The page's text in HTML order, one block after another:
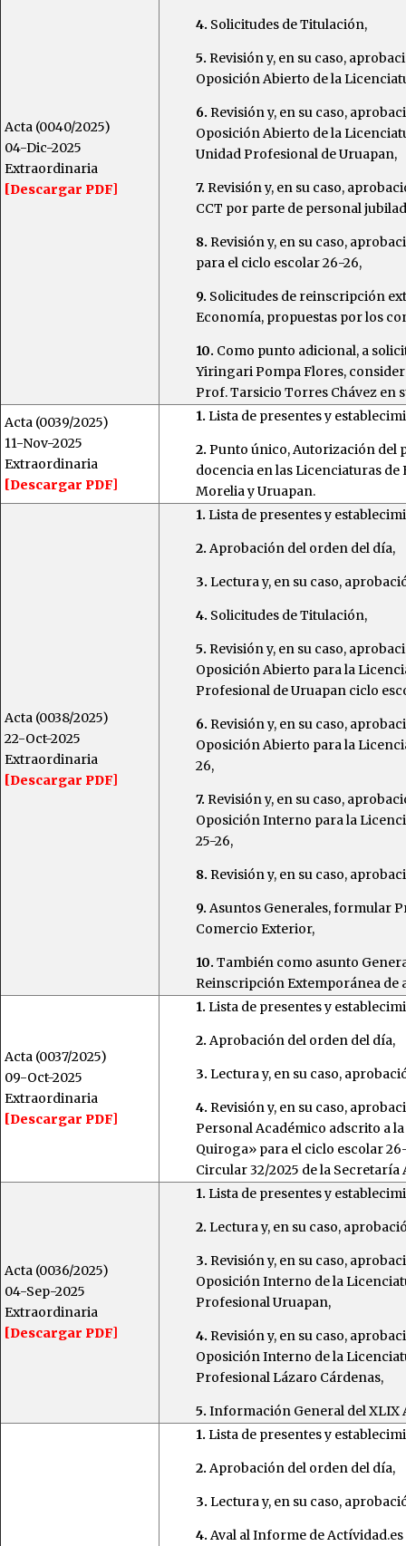
Acta (0040/2025)
04-Dic-2025
Extraordinaria
[Descargar PDF]
4. Solicitudes de Titulación,
5. Revisión y, en su caso,
Oposición Abierto de la
6. Revisión y, en su caso,
Oposición Abierto de la
Unidad Profesional de Uruapan,
7. Revisión y, en su caso,
CCT por parte de personal
8. Revisión y, en su caso,
para el ciclo escolar 26-26,
9. Solicitudes de reinscripción
Economía, propuestas por los
10. Como punto adicional, a
Yiringari Pompa Flores,
Prof. Tarsicio Torres Chávez en
Acta (0039/2025)
11-Nov-2025
Extraordinaria
[Descargar PDF]
1. Lista de presentes y
2. Punto único, Autorización del
docencia en las Licenciaturas
Morelia y Uruapan.
Acta (0038/2025)
22-Oct-2025
Extraordinaria
[Descargar PDF]
1. Lista de presentes y
2. Aprobación del orden del día,
3. Lectura y, en su caso,
4. Solicitudes de Titulación,
5. Revisión y, en su caso,
Oposición Abierto para la
Profesional de Uruapan ciclo
6. Revisión y, en su caso,
Oposición Abierto para la
26,
7. Revisión y, en su caso,
Oposición Interno para la
25-26,
8. Revisión y, en su caso,
9. Asuntos Generales, formular
Comercio Exterior,
10. También como asunto
Reinscripción Extemporánea de
Acta (0037/2025)
09-Oct-2025
Extraordinaria
[Descargar PDF]
1. Lista de presentes y
2. Aprobación del orden del día,
3. Lectura y, en su caso,
4. Revisión y, en su caso,
Personal Académico adscrito a
Quiroga» para el ciclo escolar
Circular 32/2025 de la
Acta (0036/2025)
04-Sep-2025
Extraordinaria
[Descargar PDF]
1. Lista de presentes y
2. Lectura y, en su caso,
3. Revisión y, en su caso,
Oposición Interno de la
Profesional Uruapan,
4. Revisión y, en su caso,
Oposición Interno de la
Profesional Lázaro Cárdenas,
5. Información General del XLIX
1. Lista de presentes y
2. Aprobación del orden del día,
3. Lectura y, en su caso,
4. Aval al Informe de